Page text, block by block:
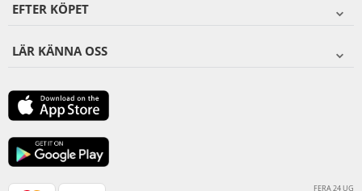
EFTER KÖPET
LÄR KÄNNA OSS
FERA 24 UG